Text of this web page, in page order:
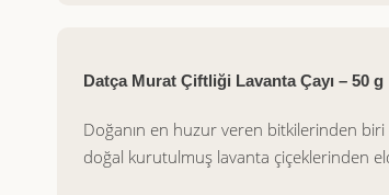
Datça Murat Çiftliği Lavanta Çayı – 50 g
Doğanın en huzur veren bitkilerinden
doğal kurutulmuş lavanta çiçeklerinden